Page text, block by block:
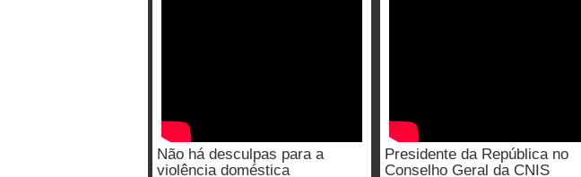
Não há desculpas para a
violência doméstica
Presidente da República no
Conselho Geral da CNIS